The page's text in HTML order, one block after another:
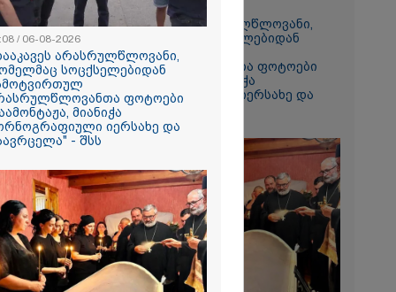
1272.70
ფაქტზე
11:08 / 06-08-2026
"დააკავეს არასრულწლოვანი,
რომელმაც სოცქსელებიდან
ჩამოტვირთულ
არასრულწლოვანთა ფოტოები
დაამონტაჟა, მიანიჭა
პორნოგრაფიული იერსახე და
გაავრცელა" - შსს
/ 06-08-2026
არასრულწლოვანი,
სოცქსელებიდან
ფოტოები
მიანიჭა
იერსახე და
- შსს